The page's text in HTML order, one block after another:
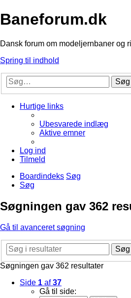
Baneforum.dk
Dansk forum om modeljernbaner og
Spring til indhold
Søg
Hurtige links
Ubesvarede indlæg
Aktive emner
Log ind
Tilmeld
Boardindeks Søg
Søg
Søgningen gav 362
Gå til avanceret søgning
Søg
Søgningen gav 362 resultater
Side 1 af37
Gå til side: